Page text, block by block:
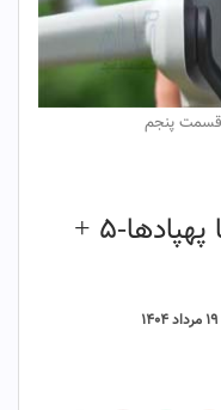
قسمت پنجم
ترفندهای آموزشی پرواز با پهپادها-۵ +
۱۹ مرداد ۱۴۰۴